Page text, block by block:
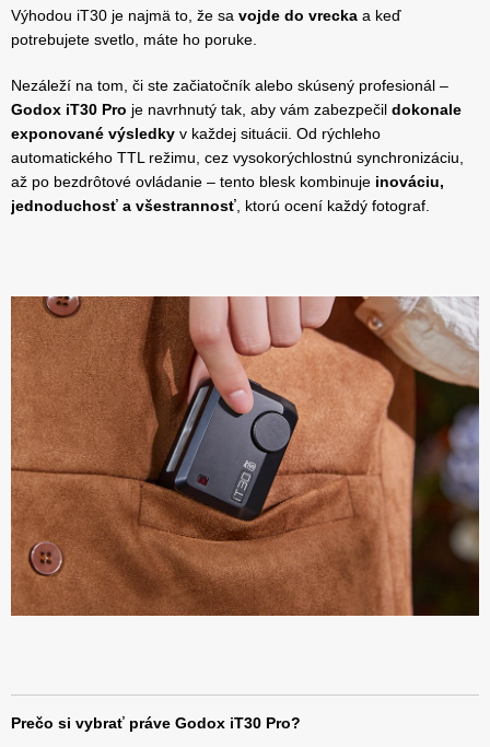
Výhodou iT30 je najmä to, že sa vojde do vrecka a keď
potrebujete svetlo, máte ho poruke.
Nezáleží na tom, či ste začiatočník alebo skúsený profesionál –
Godox iT30 Pro je navrhnutý tak, aby vám zabezpečil dokonale
exponované výsledky v každej situácii. Od rýchleho
automatického TTL režimu, cez vysokorýchlostnú synchronizáciu,
až po bezdrôtové ovládanie – tento blesk kombinuje inováciu,
jednoduchosť a všestrannosť , ktorú ocení každý fotograf.
Prečo si vybrať práve Godox iT30 Pro?